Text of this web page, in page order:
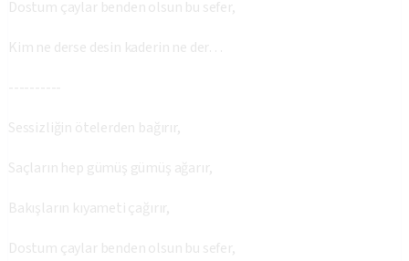
Dostum çaylar benden olsun bu sefer,
Kim ne derse desin kaderin ne der…
Sessizliğin ötelerden bağırır,
Saçların hep gümüş gümüş ağarır,
Bakışların kıyameti çağırır,
Dostum çaylar benden olsun bu sefer,